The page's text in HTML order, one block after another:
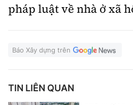
pháp luật về nhà ở xã
Báo Xây dựng trên
TIN LIÊN QUAN